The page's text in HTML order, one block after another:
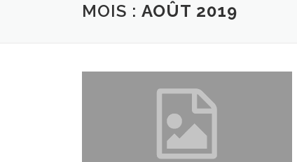
MOIS : AOÛT 2019